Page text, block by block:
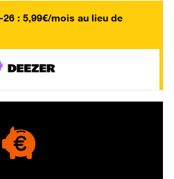
26 : 5,99€/mois au lieu de